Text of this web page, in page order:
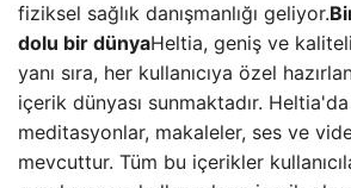
fiziksel sağlık danışmanlığı geliyor.
dolu bir dünyaHeltia, geniş ve
yanı sıra, her kullanıcıya özel
içerik dünyası sunmaktadır.
meditasyonlar, makaleler, ses ve
mevcuttur. Tüm bu içerikler